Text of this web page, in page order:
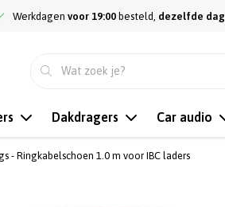
Werkdagen voor 19:00 besteld, dezelfde dag
Dakdragers Car audio
- Ringkabelschoen 1.0 m voor IBC laders